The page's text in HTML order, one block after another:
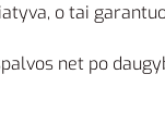
o tai
net po